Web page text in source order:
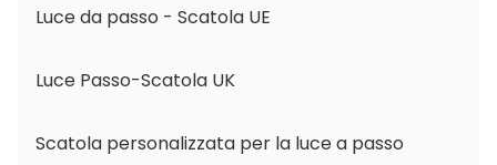
Luce da passo - Scatola UE
Luce Passo-Scatola UK
Scatola personalizzata per la luce a passo